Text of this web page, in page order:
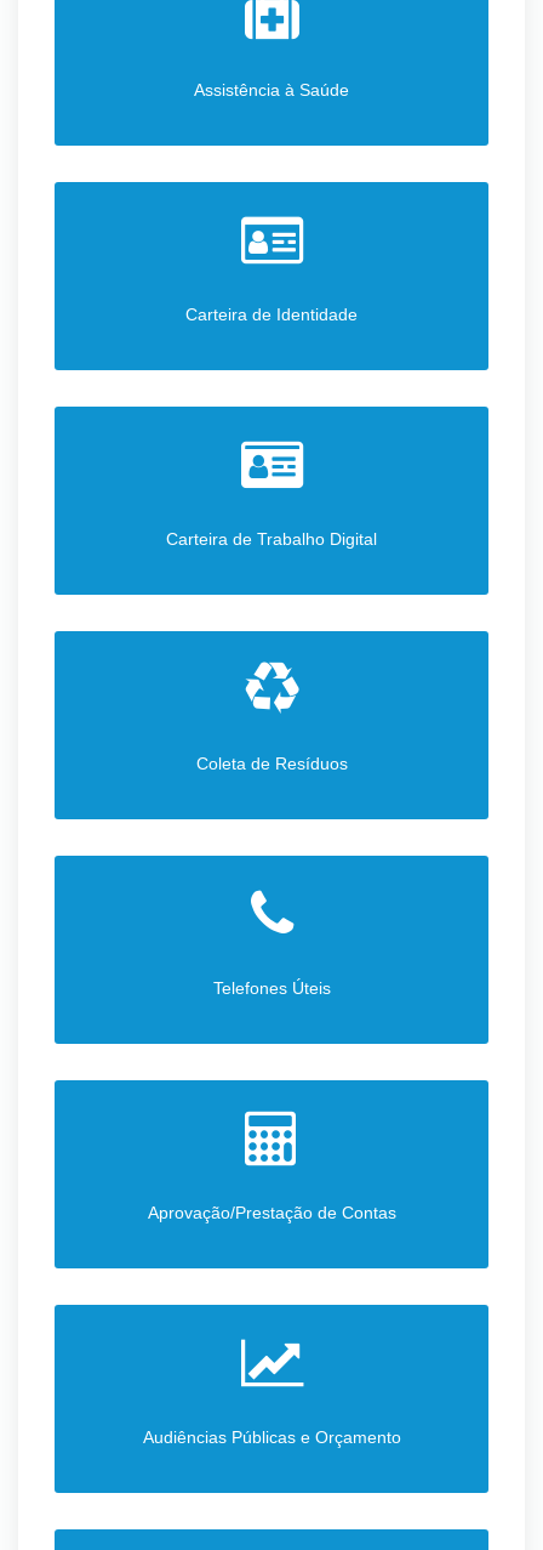
Assistência à Saúde
Carteira de Identidade
Carteira de Trabalho Digital
Coleta de Resíduos
Telefones Úteis
Aprovação/Prestação de Contas
Audiências Públicas e Orçamento